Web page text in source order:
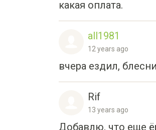
какая оплата.
all1981
12 years ago
вчера ездил,
Rif
13 years ago
Добавлю, что еще